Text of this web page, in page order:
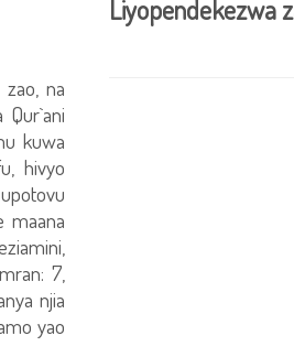
na
kuwa
hivyo
maana
7,
njia
yao
Liyopendekezwa